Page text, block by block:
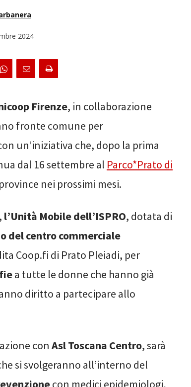
2024
Firenze, in collaborazione
fronte comune per
un’iniziativa che, dopo la prima
dal 16 settembre al Parco*Prato di
nei prossimi mesi.
l’Unità Mobile dell’ISPRO, dotata di
del centro commerciale
Coop.fi di Prato Pleiadi, per
a tutte le donne che hanno già
diritto a partecipare allo
con Asl Toscana Centro, sarà
si svolgeranno all’interno del
con medici epidemiologi,